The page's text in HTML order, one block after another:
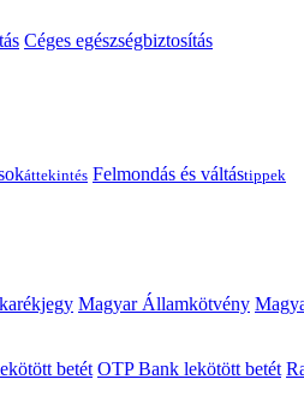
Céges egészségbiztosítás
áttekintés Felmondás és váltástippek
Magyar Államkötvény
betét OTP Bank lekötött betét